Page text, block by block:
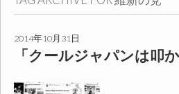
停
留
2014年10月31日
「クールジャパンは叩